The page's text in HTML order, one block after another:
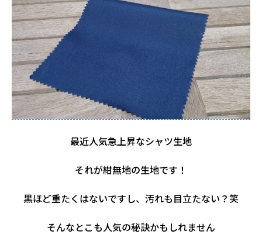
最近人気急上昇なシャツ生地
それが紺無地の生地です！
黒ほど重たくはないですし、汚れも目立たない？笑
そんなとこも人気の秘訣かもしれません